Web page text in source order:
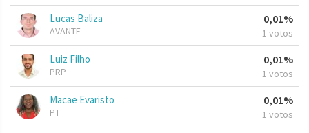
Lucas Baliza
AVANTE
0,01%
1 votos
Luiz Filho
PRP
0,01%
1 votos
Macae Evaristo
PT
0,01%
1 votos